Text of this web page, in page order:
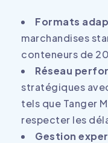
Formats
marchandises
conteneurs de
Réseau
stratégiques
tels que Tanger
respecter les
Gestion